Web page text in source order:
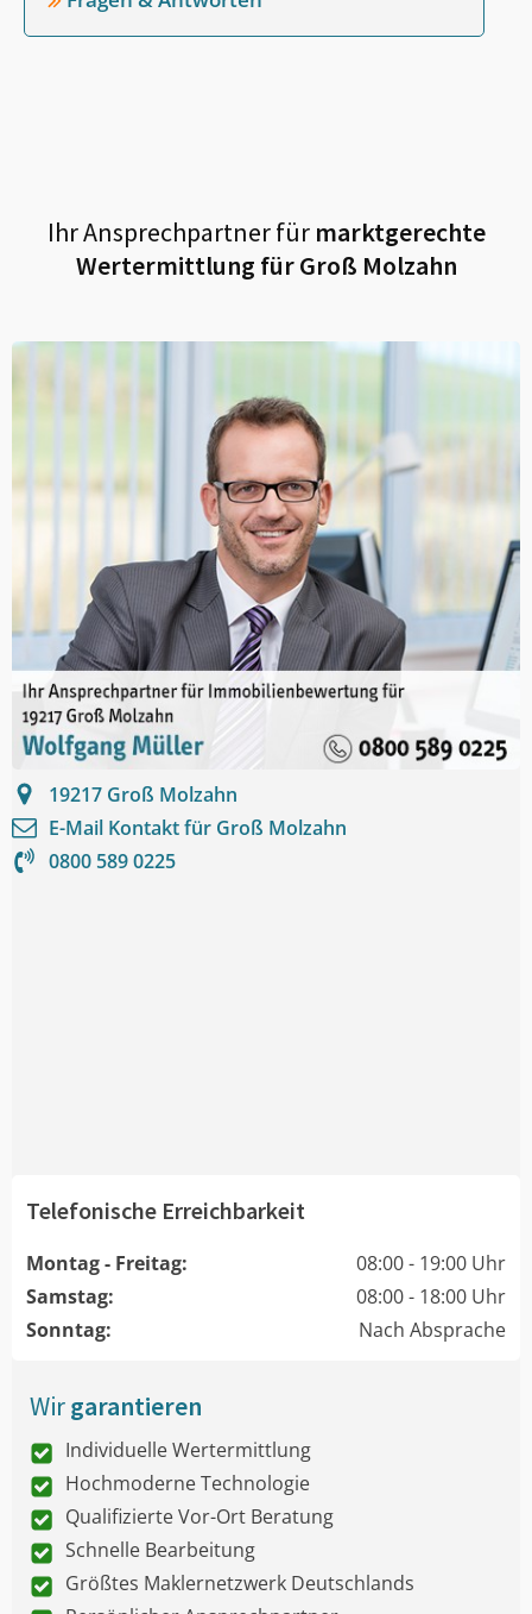
Ihr Ansprechpartner fürmarktgerechte
Wertermittlung fürGroß Molzahn
19217 Groß Molzahn
E-Mail Kontakt für Groß Molzahn
0800 589 0225
Telefonische Erreichbarkeit
Montag - Freitag:
08:00 - 19:00 Uhr
Samstag:
08:00 - 18:00 Uhr
Sonntag:
Nach Absprache
Wirgarantieren
Individuelle Wertermittlung
Hochmoderne Technologie
Qualifizierte Vor-Ort Beratung
Schnelle Bearbeitung
Größtes Maklernetzwerk Deutschlands